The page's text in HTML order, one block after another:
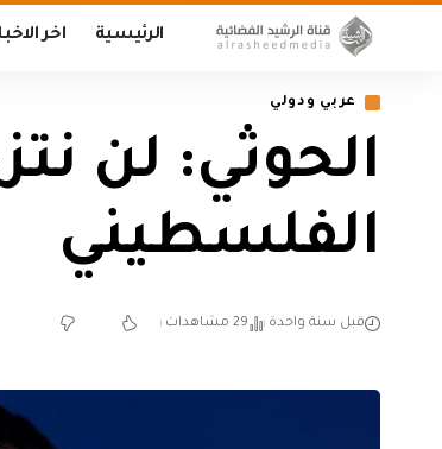
الرئيسية اخر
عربي ودولي
الحوثي: لن
الفلسطيني
قبل سنة واحدة 29 مشاهدات